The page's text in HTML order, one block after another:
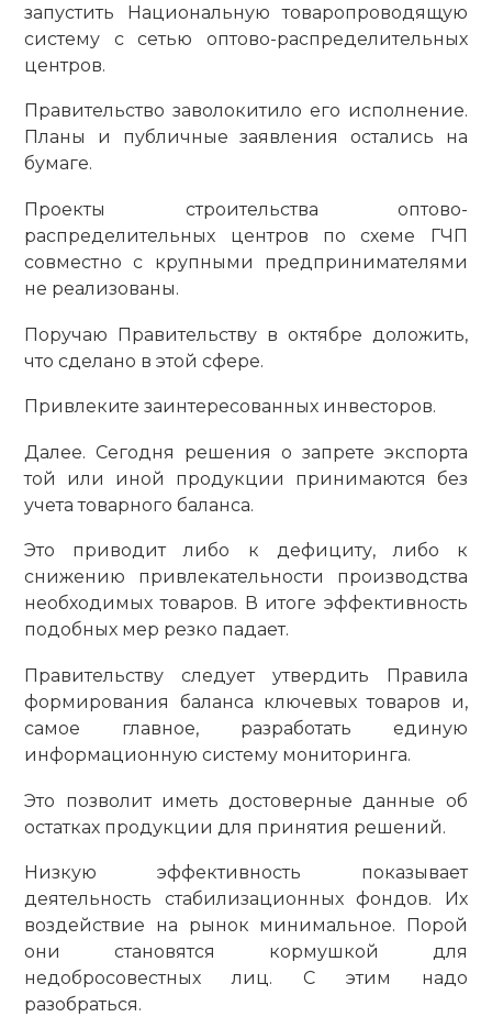
запустить Национальную товаропроводящую
систему с сетью оптово-распределительных
центров.
Правительство заволокитило его исполнение.
Планы и публичные заявления остались на
бумаге.
Проекты строительства оптово-
распределительных центров по схеме ГЧП
совместно с крупными предпринимателями
не реализованы.
Поручаю Правительству в октябре доложить,
что сделано в этой сфере.
Привлеките заинтересованных инвесторов.
Далее. Сегодня решения о запрете экспорта
той или иной продукции принимаются без
учета товарного баланса.
Это приводит либо к дефициту, либо к
снижению привлекательности производства
необходимых товаров. В итоге эффективность
подобных мер резко падает.
Правительству следует утвердить Правила
формирования баланса ключевых товаров и,
самое главное, разработать единую
информационную систему мониторинга.
Это позволит иметь достоверные данные об
остатках продукции для принятия решений.
Низкую эффективность показывает
деятельность стабилизационных фондов. Их
воздействие на рынок минимальное. Порой
они становятся кормушкой для
недобросовестных лиц. С этим надо
разобраться.